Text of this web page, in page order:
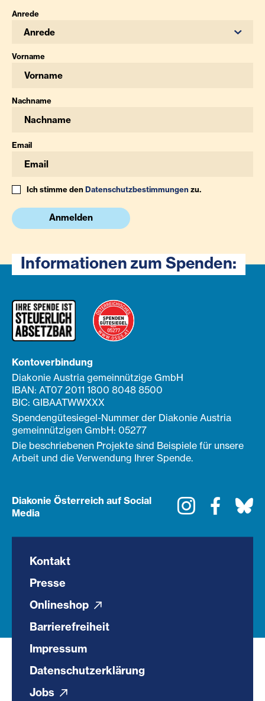
Anrede
Anrede
Vorname
Nachname
Email
Ich stimme denDatenschutzbestimmungenzu.
Anmelden
Informationen zum Spenden:
Kontoverbindung
Diakonie Austria gemeinnützige GmbH
IBAN: AT07 2011 1800 8048 8500
BIC: GIBAATWWXXX
Spendengütesiegel-Nummer der Diakonie Austria
gemeinnützigen GmbH: 05277
Die beschriebenen Projekte sind Beispiele für unsere
Arbeit und die Verwendung Ihrer Spende.
Diakonie Österreich auf Social
Media
Instagram
Kontakt
Presse
Onlineshop
Barrierefreiheit
Impressum
Datenschutzerklärung
Jobs